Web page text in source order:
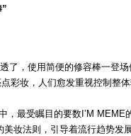
了，使用简便的修容棒一登
彩妆，人们愈发重视控制整体
，最受瞩目的要数I’M MEME
美妆法则，引导着流行趋势